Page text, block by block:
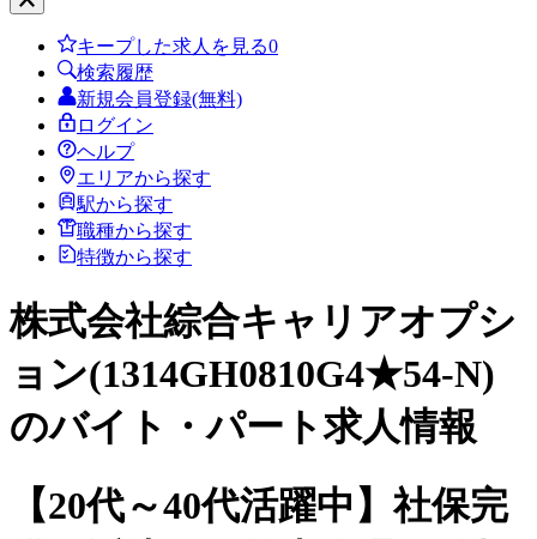
キープした求人を見る0
検索履歴
新規会員登録(無料)
ログイン
ヘルプ
エリアから探す
駅から探す
職種から探す
特徴から探す
株式会社綜合キャリアオプシ
ョン(1314GH0810G4★54-N)
のバイト・パート求人情報
【20代～40代活躍中】社保完